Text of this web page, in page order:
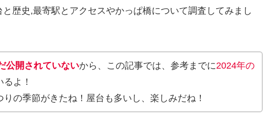
歴史,最寄駅とアクセスやかっぱ橋について調査してみまし
公開されていないから、この記事では、参考までに2024年の
よ！
の季節がきたね！屋台も多いし、楽しみだね！